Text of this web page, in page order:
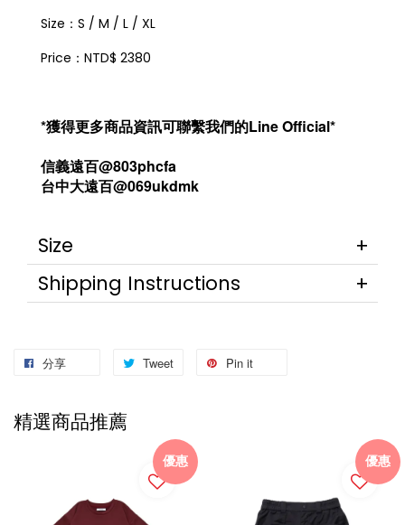
Size：S / M / L / XL
Price：NTD$ 2380
*獲得更多商品資訊可聯繫我們的Line Official*
信義遠百@803phcfa
台中大遠百@069ukdmk
Size
Shipping Instructions
分享 Tweet Pin it
精選商品推薦
優惠 優惠